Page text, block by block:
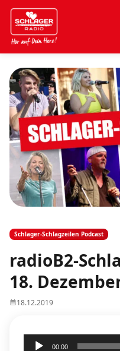
Schlager-Schlagzeilen Podcast
radioB2-
18.
18.12.2019
Audio-
00:00